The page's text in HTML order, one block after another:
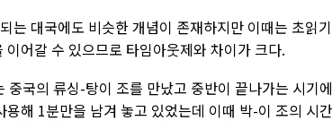
는 대국에도 비슷한 개념이 존재하지만 이때는 초읽
이어갈 수 있으므로 타임아웃제와 차이가 크다.
중국의 류싱-탕이 조를 만났고 중반이 끝나가는 시기
용해 1분만을 남겨 놓고 있었는데 이때 박-이 조의 시